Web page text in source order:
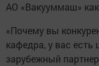
АО «Вакууммаш»
«Почему вы
кафедра, у вас есть
зарубежный